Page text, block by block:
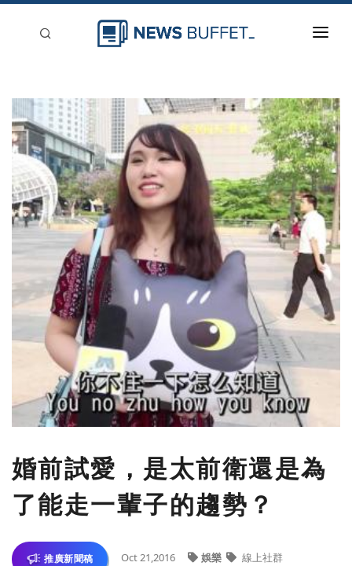
新聞稿分類
登入
刊登
婚前試愛，是太前衛還是為
了能走一輩子的趨勢？
推廣新聞稿 Oct 21,2016 娛樂 線上社群